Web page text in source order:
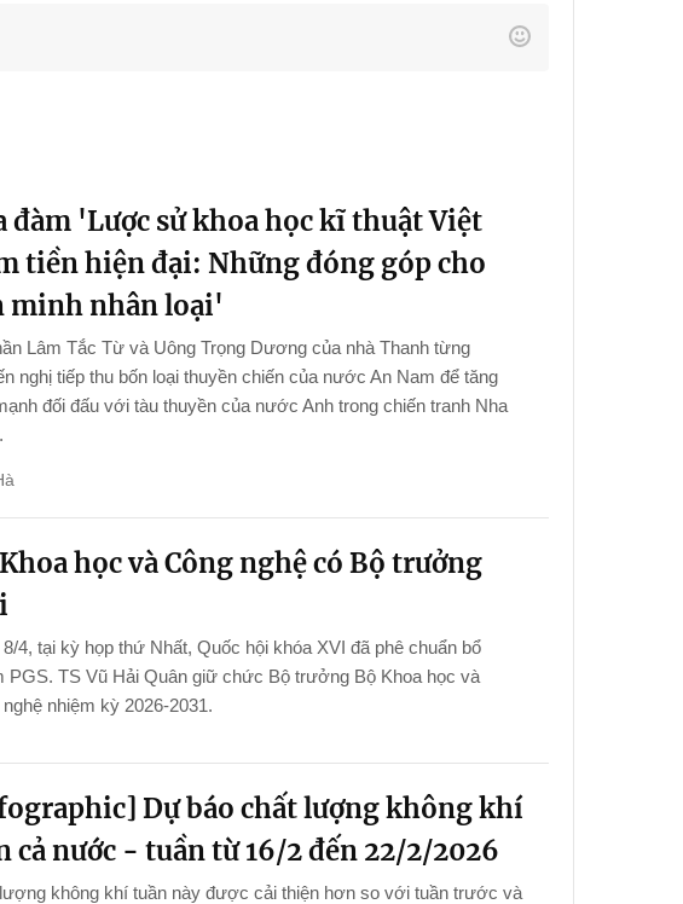
đàm 'Lược sử khoa học kĩ thuật Việt
tiền hiện đại: Những đóng góp cho
minh nhân loại'
Lâm Tắc Từ và Uông Trọng Dương của nhà Thanh từng
nghị tiếp thu bốn loại thuyền chiến của nước An Nam để tăng
đối đấu với tàu thuyền của nước Anh trong chiến tranh Nha
học và Công nghệ có Bộ trưởng
4, tại kỳ họp thứ Nhất, Quốc hội khóa XVI đã phê chuẩn bổ
PGS. TS Vũ Hải Quân giữ chức Bộ trưởng Bộ Khoa học và
nhiệm kỳ 2026-2031.
Dự báo chất lượng không khí
cả nước - tuần từ 16/2 đến 22/2/2026
không khí tuần này được cải thiện hơn so với tuần trước và